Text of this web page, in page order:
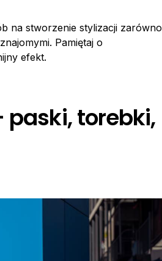
na stworzenie stylizacji zarówno
Pamiętaj o
efekt.
paski, torebki,